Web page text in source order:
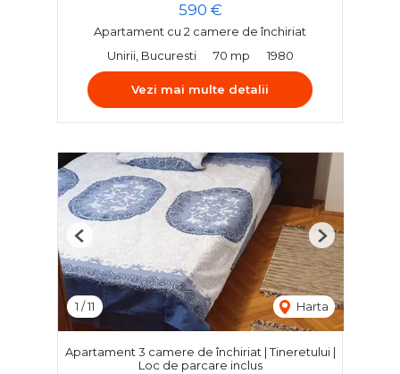
590 €
Apartament cu 2 camere de închiriat
Unirii, Bucuresti
70 mp 1980
Vezi mai multe detalii
1 /11 Harta
Previous Next
Apartament 3 camere de închiriat | Tineretului |
Loc de parcare inclus